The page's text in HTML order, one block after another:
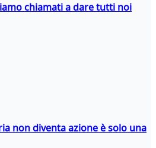
chiamati a dare tutti noi
non diventa azione è solo una